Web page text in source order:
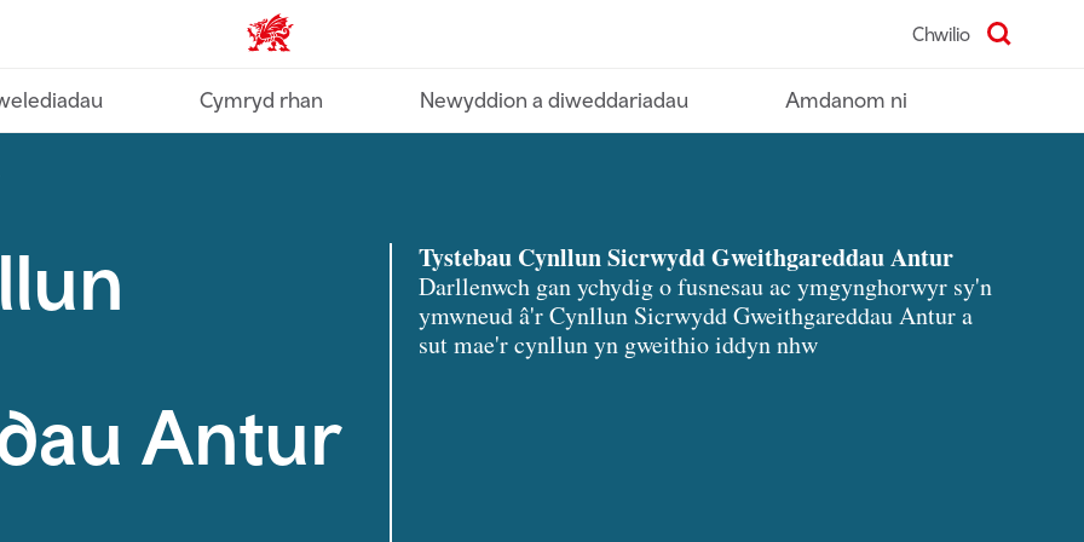
Diwydiant home Chwilio
Cymryd rhan Newyddion a diweddariadau Amdanom ni
Antur
Tystebau Cynllun Sicrwydd Gweithgareddau Antur
Darllenwch gan ychydig o fusnesau ac ymgynghorwyr sy'n
ymwneud â'r Cynllun Sicrwydd Gweithgareddau Antur a
sut mae'r cynllun yn gweithio iddyn nhw